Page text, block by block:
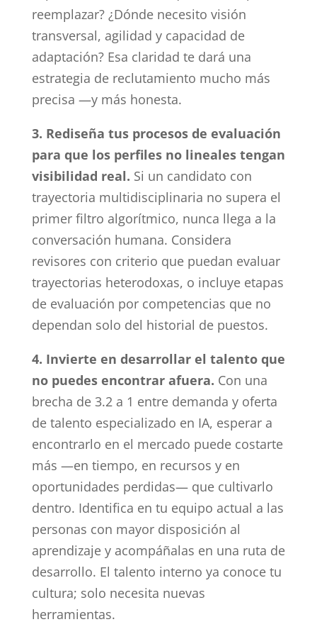
reemplazar? ¿Dónde necesito visión
transversal, agilidad y capacidad de
adaptación? Esa claridad te dará una
estrategia de reclutamiento mucho más
precisa —y más honesta.
3. Rediseña tus procesos de evaluación
para que los perfiles no lineales tengan
visibilidad real. Si un candidato con
trayectoria multidisciplinaria no supera el
primer filtro algorítmico, nunca llega a la
conversación humana. Considera
revisores con criterio que puedan evaluar
trayectorias heterodoxas, o incluye etapas
de evaluación por competencias que no
dependan solo del historial de puestos.
4. Invierte en desarrollar el talento que
no puedes encontrar afuera. Con una
brecha de 3.2 a 1 entre demanda y oferta
de talento especializado en IA, esperar a
encontrarlo en el mercado puede costarte
más —en tiempo, en recursos y en
oportunidades perdidas— que cultivarlo
dentro. Identifica en tu equipo actual a las
personas con mayor disposición al
aprendizaje y acompáñalas en una ruta de
desarrollo. El talento interno ya conoce tu
cultura; solo necesita nuevas
herramientas.